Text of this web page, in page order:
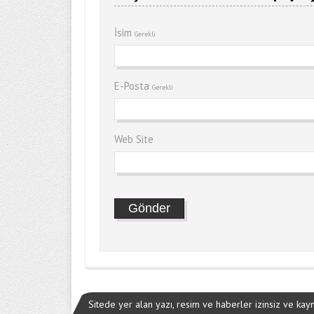
İsim Gerekli
E-Posta Gerekli
Web Site
Sitede yer alan yazı, resim ve haberler izinsiz ve